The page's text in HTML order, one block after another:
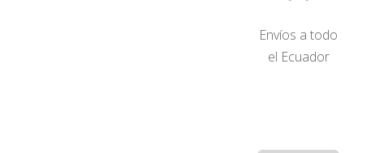
Envíos​ a todo
el Ecuador